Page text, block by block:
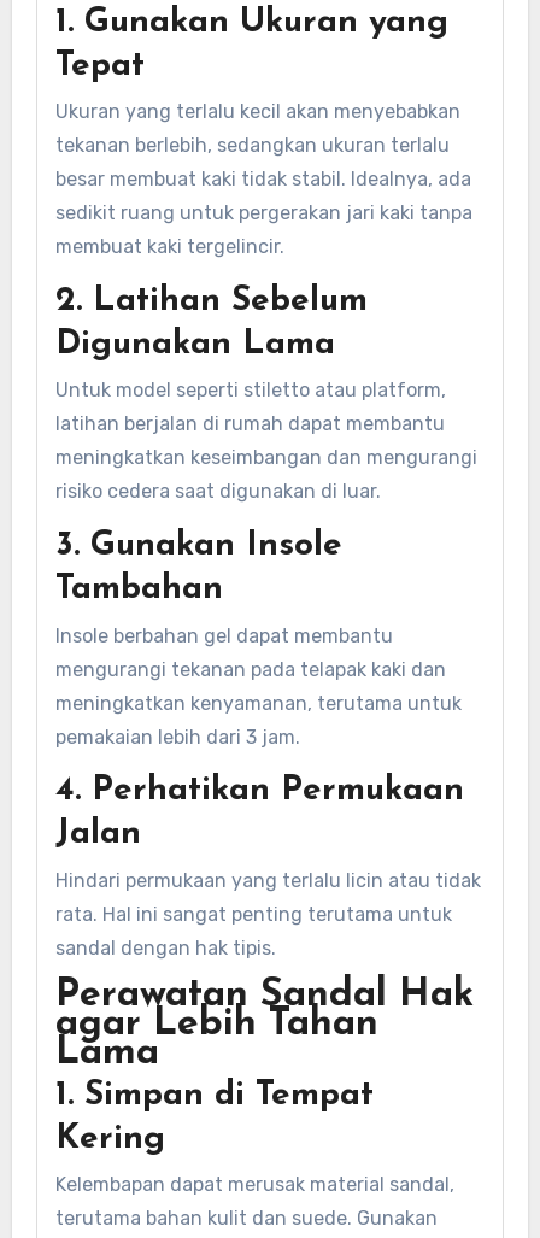
1. Gunakan Ukuran yang
Tepat
Ukuran yang terlalu kecil akan menyebabkan
tekanan berlebih, sedangkan ukuran terlalu
besar membuat kaki tidak stabil. Idealnya, ada
sedikit ruang untuk pergerakan jari kaki tanpa
membuat kaki tergelincir.
2. Latihan Sebelum
Digunakan Lama
Untuk model seperti stiletto atau platform,
latihan berjalan di rumah dapat membantu
meningkatkan keseimbangan dan mengurangi
risiko cedera saat digunakan di luar.
3. Gunakan Insole
Tambahan
Insole berbahan gel dapat membantu
mengurangi tekanan pada telapak kaki dan
meningkatkan kenyamanan, terutama untuk
pemakaian lebih dari 3 jam.
4. Perhatikan Permukaan
Jalan
Hindari permukaan yang terlalu licin atau tidak
rata. Hal ini sangat penting terutama untuk
sandal dengan hak tipis.
Perawatan Sandal Hak
agar Lebih Tahan
Lama
1. Simpan di Tempat
Kering
Kelembapan dapat merusak material sandal,
terutama bahan kulit dan suede. Gunakan